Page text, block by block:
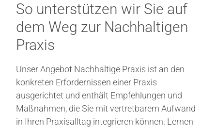
So unterstützen wir Sie auf
dem Weg zur Nachhaltigen
Praxis
Unser Angebot Nachhaltige Praxis ist an den
konkreten Erfordernissen einer Praxis
ausgerichtet und enthält Empfehlungen und
Maßnahmen, die Sie mit vertretbarem Aufwand
in Ihren Praxisalltag integrieren können. Lernen